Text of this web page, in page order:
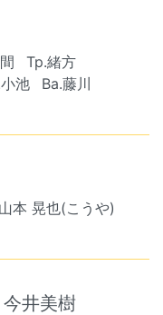
Tp.緒方
池
Ba.藤川
本 晃也(こうや)
井美樹